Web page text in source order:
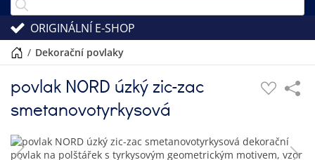
ORIGINÁLNÍ E-SHOP
/ dekorační povlaky
povlak NORD úzký zic-zac
smetanovotyrkysová